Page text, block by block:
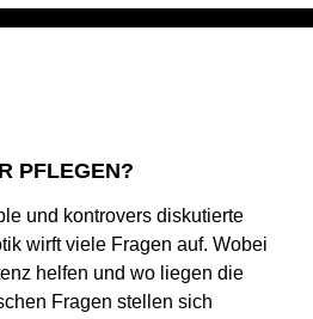
PFLEGEN?
und kontrovers diskutierte
wirft viele Fragen auf. Wobei
helfen und wo liegen die
Fragen stellen sich